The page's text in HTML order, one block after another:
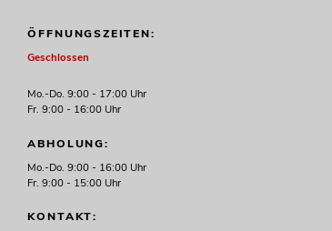
ÖFFNUNGSZEITEN:
Geschlossen
Mo.-Do. 9:00 - 17:00 Uhr
Fr. 9:00 - 16:00 Uhr
ABHOLUNG:
Mo.-Do. 9:00 - 16:00 Uhr
Fr. 9:00 - 15:00 Uhr
KONTAKT: